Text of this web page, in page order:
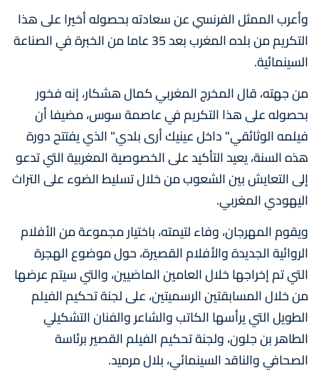
وأعرب الممثل الفرنسي عن سعادته بحصوله أخيرا على هذا
التكريم من بلده المغرب بعد 35 عاما من الخبرة في الصناعة
السينمائية.
من جهته، قال المخرج المغربي كمال هشكار، إنه فخور
بحصوله على هذا التكريم في عاصمة سوس، مضيفا أن
فيلمه الوثائقي" داخل عينيك أرى بلدي" الذي يفتتح دورة
هذه السنة، يعيد التأكيد على الخصوصية المغربية التي تدعو
إلى التعايش بين الشعوب من خلال تسليط الضوء على التراث
اليهودي المغربي.
ويقوم المهرجان، وفاء لتيمته، باختيار مجموعة من الأفلام
الروائية الجديدة والأفلام القصيرة، حول موضوع الهجرة
التي تم إخراجها خلال العامين الماضيين، والتي سيتم عرضها
من خلال المسابقتين الرسميتين، على لجنة تحكيم الفيلم
الطويل التي يرأسها الكاتب والشاعر والفنان التشكيلي
الطاهر بن جلون، ولجنة تحكيم الفيلم القصير برئاسة
الصحافي والناقد السينمائي، بلال مرميد.